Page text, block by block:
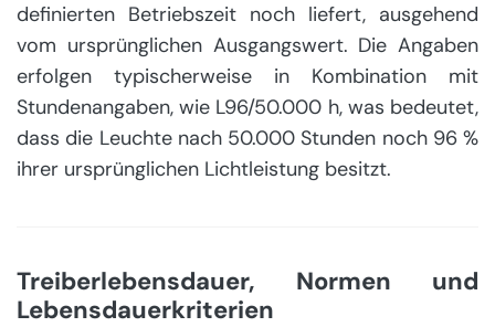
definierten Betriebszeit noch liefert, ausgehend
vom ursprünglichen Ausgangswert. Die Angaben
erfolgen typischerweise in Kombination mit
Stundenangaben, wie L96/50.000 h, was bedeutet,
dass die Leuchte nach 50.000 Stunden noch 96 %
ihrer ursprünglichen Lichtleistung besitzt.
Treiberlebensdauer, Normen und
Lebensdauerkriterien